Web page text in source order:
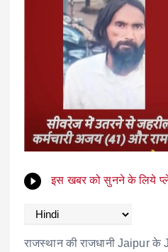
इस खबर को सुनने के लिये
राजस्थान की राजधानी Jaipurके